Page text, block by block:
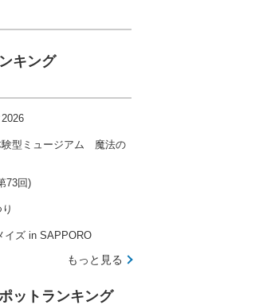
キング
験型ミュージアム 魔法の
73回)
イズ in SAPPORO
もっと見る
ットランキング